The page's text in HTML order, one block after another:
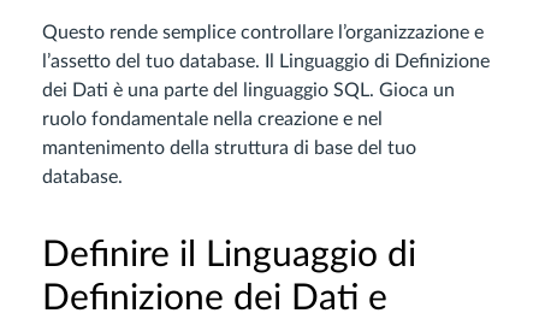
Questo rende semplice controllare l’organizzazione e
l’assetto del tuo database. Il Linguaggio di Definizione
dei Dati è una parte del linguaggio SQL. Gioca un
ruolo fondamentale nella creazione e nel
mantenimento della struttura di base del tuo
database.
Definire il Linguaggio di
Definizione dei Dati e